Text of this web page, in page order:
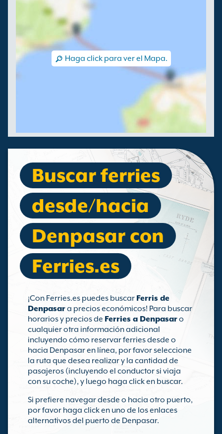
Haga click para ver el Mapa.
Buscar ferries
desde/hacia
Denpasar con
Ferries.es
¡Con Ferries.es puedes buscar Ferris de
Denpasara precios económicos! Para buscar
horarios y precios de Ferries a Denpasaro
cualquier otra información adicional
incluyendo cómo reservar ferries desde o
hacia Denpasar en línea, por favor seleccione
la ruta que desea realizar y la cantidad de
pasajeros (incluyendo el conductor si viaja
con su coche), y luego haga click en buscar.
Si prefiere navegar desde o hacia otro puerto,
por favor haga click en uno de los enlaces
alternativos del puerto de Denpasar.